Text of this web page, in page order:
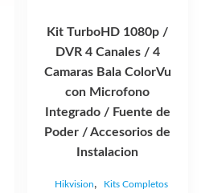
Kit TurboHD 1080p /
DVR 4 Canales / 4
Camaras Bala ColorVu
con Microfono
Integrado / Fuente de
Poder / Accesorios de
Instalacion
Hikvision, Kits Completos